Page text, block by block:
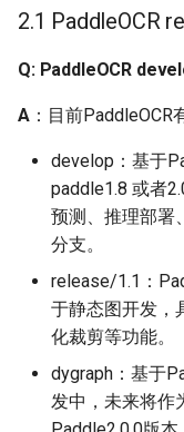
些”###”是什么意
Q：如何调试数
Q：中文文本检
识别构建训练集
概需要多少数据
Q: config yml文件
ratio_list参数的
么？
Q: iaa里面添加
方式，是每张图
会做增强还是随
2.1 PaddleOCR
Q: PaddleOCR
A ：目前PaddleOCR
develop：基于
paddle1.8 或者
预测、推理部署
分支。
release/1.1：
于静态图开发，
化裁剪等功能。
dygraph：基于
发中，未来将作